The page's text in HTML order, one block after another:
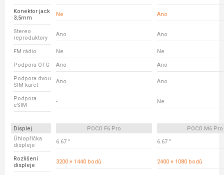
Konektor jack
3,5mm
Ne Ano
Stereo
reproduktory
Ano Ano
FM rádio Ne Ne
Podpora OTG Ano Ano
Podpora dvou
SIM karet
Ano Ano
Podpora
eSIM
- Ne
Displej POCO F6 Pro
POCO M6 Pro
Úhlopříčka
displeje
6.67 " 6.67 "
Rozlišení
displeje
3200 × 1440 bodů 2400 × 1080 bodů